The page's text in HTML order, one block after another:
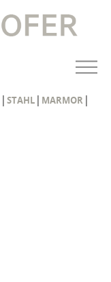
|STAHL | MARMOR |